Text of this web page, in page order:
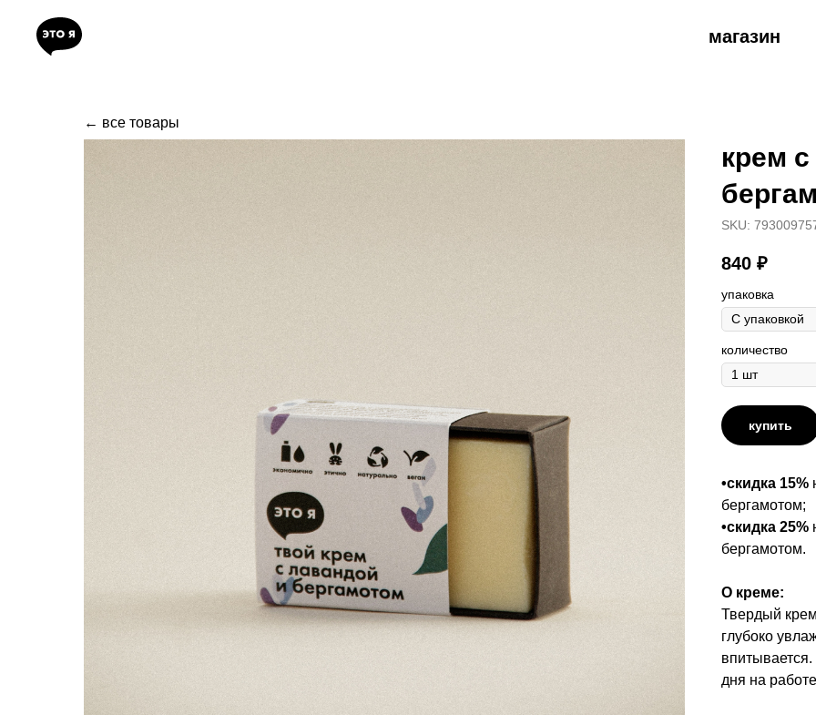
магазин
← все товары
крем
SKU:
840 ₽
упаковка
количество
купить
•скидка 15%
бергамотом;
•скидка 25%
бергамотом.
О креме:
Твердый
глубоко
дня на